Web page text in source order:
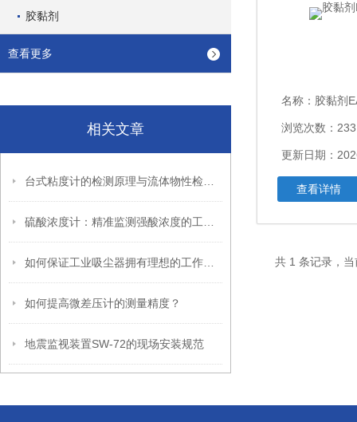
胶黏剂
查看更多
相关文章
如何提高微差压计的测量精度？
地震监视装置SW-72的现场安装规范
名称： 胶黏剂
浏览次数：233
更新日期：
查看详情
共 1 条记录，